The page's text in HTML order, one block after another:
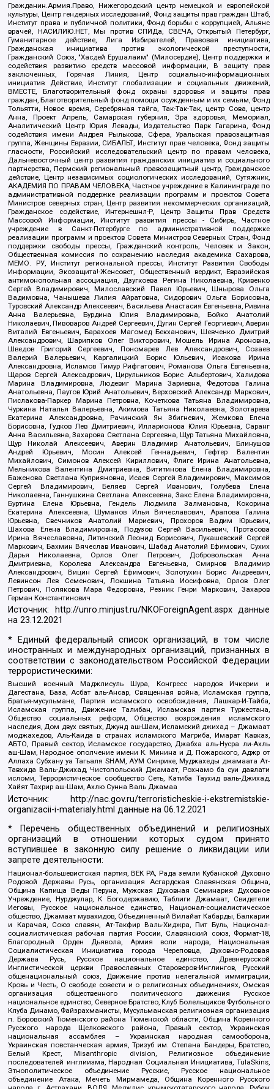
Гражданин.Армия.Право, Нижегородский центр немецкой и европейской
культуры, Центр гендерных исследований, Фонд защиты прав граждан Штаб,
Институт права и публичной политики, Фонд борьбы с коррупцией, Альянс
врачей, НАСИЛИЮ.НЕТ, Мы против СПИДа, СВЕЧА, Открытый Петербург,
Гуманитарное действие, Лига Избирателей, Правовая инициатива,
Гражданская инициатива против экологической преступности,
Гражданский Союз, "Хасдей Ерушалаим" (Милосердие), Центр поддержки и
содействия развитию средств массовой информации, В защиту прав
заключенных, Горячая Линия, Центр социально-информационных
инициатив Действие, Институт глобализации и социальных движений,
ВМЕСТЕ, Благотворительный фонд охраны здоровья и защиты прав
граждан, Благотворительный фонд помощи осужденным и их семьям, Фонд
Тольятти, Новое время, Серебряная тайга, Так-Так-Так, центр Сова, центр
Анна, Проект Апрель, Самарская губерния, Эра здоровья, Мемориал,
Аналитический Центр Юрия Левады, Издательство Парк Гагарина, Фонд
содействия имени Андрея Рылькова, Сфера, Уральская правозащитная
группа, Женщины Евразии, СИБАЛЬТ, Институт прав человека, Фонд защиты
гласности, Российский исследовательский центр по правам человека,
Дальневосточный центр развития гражданских инициатив и социального
партнерства, Пермский региональный правозащитный центр, Гражданское
действие, Центр независимых социологических исследований, Сутяжник,
АКАДЕМИЯ ПО ПРАВАМ ЧЕЛОВЕКА, Частное учреждение в Калининграде по
административной поддержке реализации программ и проектов Совета
Министров северных стран, Центр развития некоммерческих организаций,
Гражданское содействие, Интернешнл-Р, Центр Защиты Прав Средств
Массовой Информации, Институт развития прессы - Сибирь, Частное
учреждение в Санкт-Петербурге по административной поддержке
реализации программ и проектов Совета Министров Северных Стран, Фонд
поддержки свободы прессы, Гражданский контроль, Человек и Закон,
Общественная комиссия по сохранению наследия академика Сахарова,
МЕМО. РУ, Институт региональной прессы, Институт Развития Свободы
Информации, Экозащита!-Женсовет, Общественный вердикт, Евразийская
антимонопольная ассоциация, Дзугкоева Регина Николаевна, Кривенко
Сергей Владимирович, Милославский Павел Юрьевич, Шнырова Ольга
Вадимовна, Чанышева Лилия Айратовна, Сидорович Ольга Борисовна,
Туровский Александр Алексеевич, Васильева Анастасия Евгеньевна, Ривина
Анна Валерьевна, Бурдина Юлия Владимировна, Бойко Анатолий
Николаевич, Пивоваров Андрей Сергеевич, Дугин Сергей Георгиевич, Аверин
Виталий Евгеньевич, Барахоев Магомед Бекханович, Шевченко Дмитрий
Александрович, Шарипков Олег Викторович, Мошель Ирина Ароновна,
Шведов Григорий Сергеевич, Пономарев Лев Александрович, Созаев
Валерий Валерьевич, Каргалицкий Борис Юльевич, Исакова Ирина
Александровна, Исламов Тимур Рифгатович, Романова Ольга Евгеньевна,
Щаров Сергей Алексадрович, Цирульников Борис Альбертович, Халидова
Марина Владимировна, Людевиг Марина Зариевна, Федотова Галина
Анатольевна, Паутов Юрий Анатольевич, Верховский Александр Маркович,
Пислакова-Паркер Марина Петровна, Кочеткова Татьяна Владимировна,
Чуркина Наталья Валерьевна, Акимова Татьяна Николаевна, Золотарева
Екатерина Александровна, Рачинский Ян Збигневич, Жемкова Елена
Борисовна, Гудков Лев Дмитриевич, Илларионова Юлия Юрьевна, Саранг
Анна Васильевна, Захарова Светлана Сергеевна, Щур Татьяна Михайловна,
Щур Николай Алексеевич, Аверин Владимир Анатольевич, Блинушов
Андрей Юрьевич, Мосин Алексей Геннадьевич, Гефтер Валентин
Михайлович, Симонов Алексей Кириллович, Флиге Ирина Анатольевна,
Мельникова Валентина Дмитриевна, Вититинова Елена Владимировна,
Баженова Светлана Куприяновна, Исаев Сергей Владимирович, Максимов
Сергей Владимирович, Беляев Сергей Иванович, Голубева Елена
Николаевна, Ганнушкина Светлана Алексеевна, Закс Елена Владимировна,
Буртина Елена Юрьевна, Гендель Людмила Залмановна, Кокорина
Екатерина Алексеевна, Шуманов Илья Вячеславович, Арапова Галина
Юрьевна, Свечников Анатолий Мариевич, Прохоров Вадим Юрьевич,
Шахова Елена Владимировна, Подузов Сергей Васильевич, Протасова
Ирина Вячеславовна, Литинский Леонид Борисович, Лукашевский Сергей
Маркович, Бахмин Вячеслав Иванович, Шабад Анатолий Ефимович, Сухих
Дарья Николаевна, Орлов Олег Петрович, Добровольская Анна
Дмитриевна, Королева Александра Евгеньевна, Смирнов Владимир
Александрович, Вицин Сергей Ефимович, Золотухин Борис Андреевич,
Левинсон Лев Семенович, Локшина Татьяна Иосифовна, Орлов Олег
Петрович, Полякова Мара Федоровна, Резник Генри Маркович, Захаров
Герман Константинович
Источник: http://unro.minjust.ru/NKOForeignAgent.aspxданные
на23.12.2021
* Единый федеральный список организаций, в том числе
иностранных и международных организаций, признанных в
соответствии с законодательством Российской Федерации
террористическими:
Высший военный Маджлисуль Шура, Конгресс народов Ичкерии и
Дагестана, База, Асбат аль-Ансар, Священная война, Исламская группа,
Братья-мусульмане, Партия исламского освобождения, Лашкар-И-Тайба,
Исламская группа, Движение Талибан, Исламская партия Туркестана,
Общество социальных реформ, Общество возрождения исламского
наследия, Дом двух святых, Джунд аш-Шам, Исламский джихад – Джамаат
моджахедов, Аль-Каида в странах исламского Магриба, Имарат Кавказ,
АБТО, Правый сектор, Исламское государство, Джабха аль-Нусра ли-Ахль
аш-Шам, Народное ополчение имени К. Минина и Д. Пожарского, Аджр от
Аллаха Субхану уа Тагьаля SHAM, АУМ Синрике, Муджахеды джамаата Ат-
Тавхида Валь-Джихад, Чистопольский Джамаат, Рохнамо ба суи давлати
исломи, Террористическое сообщество Сеть, Катиба Таухид валь-Джихад,
Хайят Тахрир аш-Шам, Ахлю Сунна Валь Джамаа
Источник:
http://nac.gov.ru/terroristicheskie-i-ekstremistskie-
organizacii-i-materialy.html данные на06.12.2021
* Перечень общественных объединений и религиозных
организаций в отношении которых судом принято
вступившее в законную силу решение о ликвидации или
запрете деятельности:
Национал-большевистская партия, ВЕК РА, Рада земли Кубанской Духовно
Родовой Державы Русь, организация Асгардская Славянская Община,
Община Капища Веды Перуна, Мужская Духовная Семинария Духовное
Учреждение, Нурджулар, К Богодержавию, Таблиги Джамаат, Свидетели
Иеговы, Русское национальное единство, Национал-социалистическое
общество, Джамаат мувахидов, Объединенный Вилайат Кабарды, Балкарии
и Карачая, Союз славян, Ат-Такфир Валь-Хиджра, Пит Буль, Национал-
социалистическая рабочая партия России, Славянский союз, Формат-18,
Благородный Орден Дьявола, Армия воли народа, Национальная
Социалистическая Инициатива города Череповца, Духовно-Родовая
Держава Русь, Русское национальное единство, Древнерусской
Инглистической церкви Православных Староверов-Инглингов, Русский
общенациональный союз, Движение против нелегальной иммиграции,
Кровь и Честь, О свободе совести и о религиозных объединениях, Омская
организация общественного политического движения Русское
национальное единство, Северное Братство, Клуб Болельщиков Футбольного
Клуба Динамо, Файзрахманисты, Мусульманская религиозная организация
п. Боровский Тюменского района Тюменской области, Община Коренного
Русского народа Щелковского района, Правый сектор, Украинская
национальная ассамблея – Украинская народная самооборона,
Украинская повстанческая армия, Тризуб им. Степана Бандеры, Братство,
Белый Крест, Misanthropic division, Религиозное объединение
последователей инглиизма, Народная Социальная Инициатива, TulaSkins,
Этнополитическое объединение Русские, Русское национальное
объединение Атака, Мечеть Мирмамеда, Община Коренного Русского